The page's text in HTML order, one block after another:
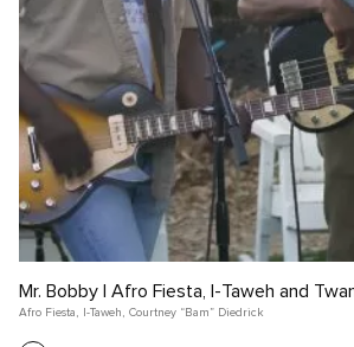
Mr. Bobby | Afro Fiesta, I-Taweh and
Afro Fiesta , I-Taweh , Courtney “Bam” Diedrick